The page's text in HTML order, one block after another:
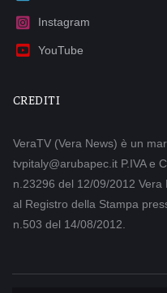
Instagram
YouTube
CREDITI
VeraTV (Vera News) è un
tvpitaly@arubapec.it P.IVA e
n.23296 del 12/09/2012
al Registro della Stampa
n.503 del 14/08/2012.